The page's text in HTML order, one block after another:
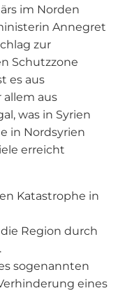
im Norden
Annegret
zur
Schutzzone
es aus
allem aus
was in Syrien
in Nordsyrien
erreicht
Katastrophe in
Region durch
sogenannten
eines